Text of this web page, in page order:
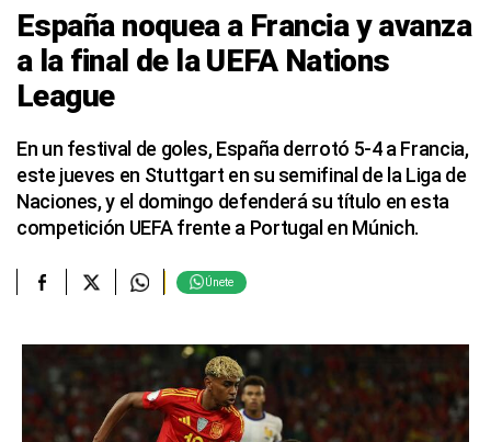
España noquea a Francia y avanza
a la final de la UEFA Nations
League
En un festival de goles, España derrotó 5-4 a Francia,
este jueves en Stuttgart en su semifinal de la Liga de
Naciones, y el domingo defenderá su título en esta
competición UEFA frente a Portugal en Múnich.
Únete